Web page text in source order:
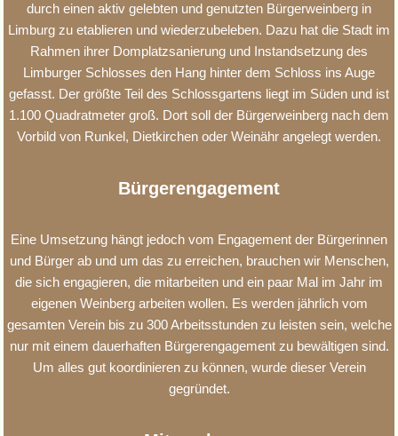
durch einen aktiv gelebten und genutzten Bürgerweinberg in
Limburg zu etablieren und wiederzubeleben. Dazu hat die Stadt im
Rahmen ihrer Domplatzsanierung und Instandsetzung des
Limburger Schlosses den Hang hinter dem Schloss ins Auge
gefasst. Der größte Teil des Schlossgartens liegt im Süden und ist
1.100 Quadratmeter groß. Dort soll der Bürgerweinberg nach dem
Vorbild von Runkel, Dietkirchen oder Weinähr angelegt werden.
Bürgerengagement
Eine Umsetzung hängt jedoch vom Engagement der Bürgerinnen
und Bürger ab und um das zu erreichen, brauchen wir Menschen,
die sich engagieren, die mitarbeiten und ein paar Mal im Jahr im
eigenen Weinberg arbeiten wollen. Es werden jährlich vom
gesamten Verein bis zu 300 Arbeitsstunden zu leisten sein, welche
nur mit einem dauerhaften Bürgerengagement zu bewältigen sind.
Um alles gut koordinieren zu können, wurde dieser Verein
gegründet.